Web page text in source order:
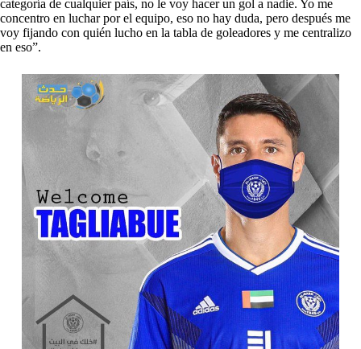
categoría de cualquier país, no le voy hacer un gol a nadie. Yo me
concentro en luchar por el equipo, eso no hay duda, pero después me
voy fijando con quién lucho en la tabla de goleadores y me centralizo
en eso”.